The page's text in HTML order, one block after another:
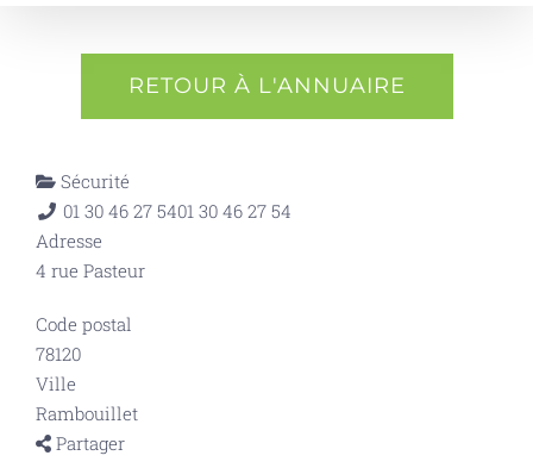
RETOUR À L'ANNUAIRE
Sécurité
01 30 46 27 5401 30 46 27 54
Adresse
4 rue Pasteur
Code postal
78120
Ville
Rambouillet
Partager